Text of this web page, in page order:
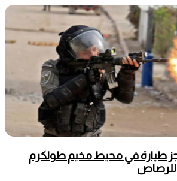
طيارة في محيط مخيم طولكرم